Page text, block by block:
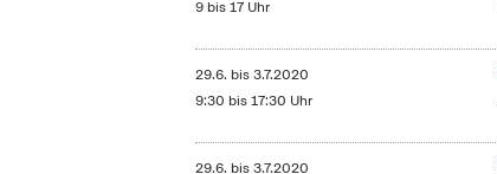
9 bis 17 Uhr
29.6. bis3.7.2020
9:30 bis 17:30 Uhr
29.6. bis3.7.2020